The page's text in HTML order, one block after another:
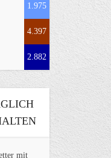
1.975
4.397
2.882
mit